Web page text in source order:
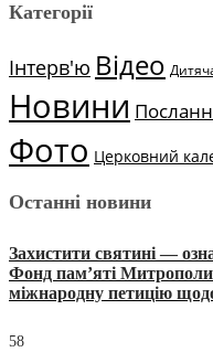
Категорії
Інтерв'ю Відео
Новини
Фото Церковний
Останні новини
Захистити святині —
Фонд пам’яті
міжнародну петицію
58